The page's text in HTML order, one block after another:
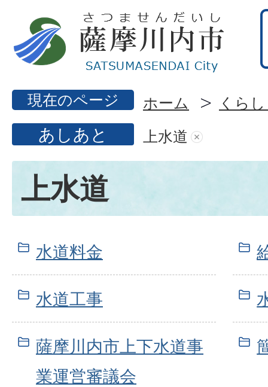
現在のページ ホーム くら
あしあと 上水道
上水道
水道料金
水道工事
薩摩川内市上下水道事
業運営審議会